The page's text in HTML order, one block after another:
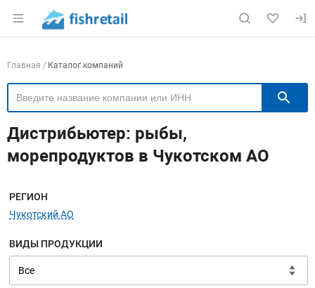
Раздел навигации по сайту fishretail.ru
Навигация по компаниям
Главная Каталог компаний
Дистрибьютер: рыбы,
морепродуктов в Чукотском АО
Меню навигации
РЕГИОН
Чукотский АО
ВИДЫ ПРОДУКЦИИ